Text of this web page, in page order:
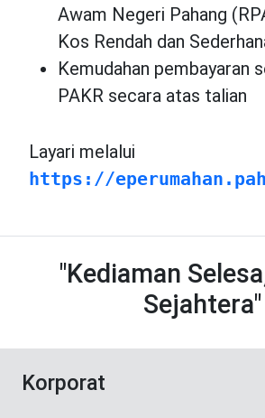
Awam Negeri Pahang
Kos Rendah dan
Kemudahan pembayaran
PAKR secara atas talian
Layari melalui
https://
"Kediaman
Sejahtera"
Korporat